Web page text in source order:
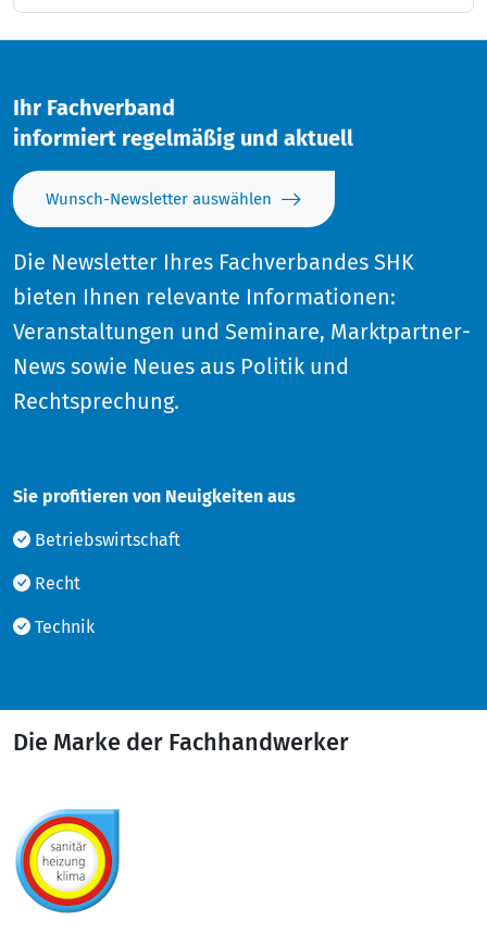
Ihr Fachverband
informiert regelmäßig und aktuell
Wunsch-Newsletter auswählen
Die Newsletter Ihres Fachverbandes SHK
bieten Ihnen relevante Informationen:
Veranstaltungen und Seminare, Marktpartner-
News sowie Neues aus Politik und
Rechtsprechung.
Sie profitieren von Neuigkeiten aus
Betriebswirtschaft
Recht
Technik
Die Marke der Fachhandwerker